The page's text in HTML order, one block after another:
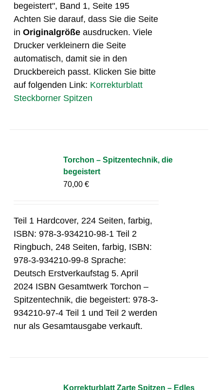
begeistert", Band 1, Seite 195
Achten Sie darauf, dass Sie die Seite
inOriginalgröße ausdrucken. Viele
Drucker verkleinern die Seite
automatisch, damit sie in den
Druckbereich passt. Klicken Sie bitte
auf folgenden Link: Korrekturblatt
Steckborner Spitzen
Torchon – Spitzentechnik, die
begeistert
70,00€
Teil 1 Hardcover, 224 Seiten, farbig,
ISBN: 978-3-934210-98-1 Teil 2
Ringbuch, 248 Seiten, farbig, ISBN:
978-3-934210-99-8 Sprache:
Deutsch Erstverkaufstag 5. April
2024 ISBN Gesamtwerk Torchon –
Spitzentechnik, die begeistert: 978-3-
934210-97-4 Teil 1 und Teil 2 werden
nur als Gesamtausgabe verkauft.
Korrekturblatt Zarte Spitzen – Edles